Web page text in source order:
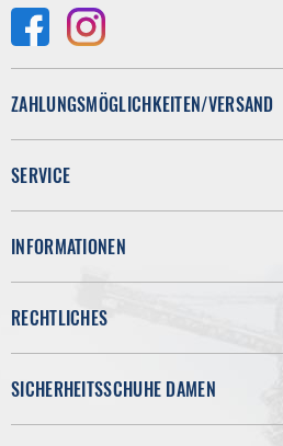
ZAHLUNGSMÖGLICHKEITEN/VERSAND
SERVICE
INFORMATIONEN
RECHTLICHES
SICHERHEITSSCHUHE DAMEN